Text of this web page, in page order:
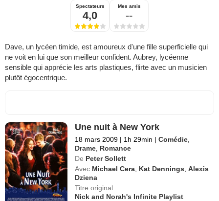
Spectateurs
4,0
Mes amis
--
Dave, un lycéen timide, est amoureux d'une fille superficielle qui
ne voit en lui que son meilleur confident. Aubrey, lycéenne
sensible qui apprécie les arts plastiques, flirte avec un musicien
plutôt égocentrique.
Une nuit à New York
18 mars 2009 | 1h 29min | Comédie
Drame Romance
De Peter Sollett
Avec Michael Cera Kat Dennings ,Alexis
Dziena
Titre original
Nick and Norah's Infinite Playlist